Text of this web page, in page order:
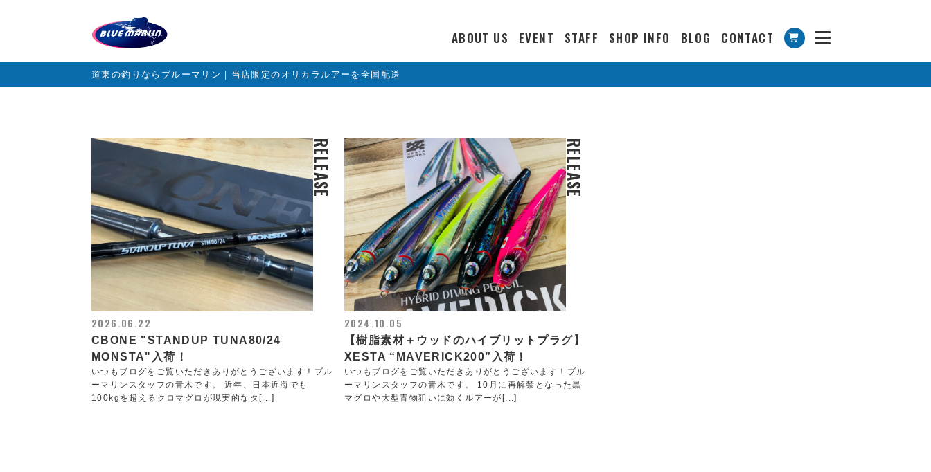
ABOUT US EVENT STAFF SHOP INFO BLOG CONTACT
道東の釣りならブルーマリン｜当店限定のオリカラルアーを全国配送
RELEASE
2026.06.22
CBONE "STANDUP TUNA80/24
MONSTA"入荷！
いつもブログをご覧いただきありがとうございます！ブル
ーマリンスタッフの青木です。 近年、日本近海でも
100kgを超えるクロマグロが現実的なタ[...]
RELEASE
2024.10.05
【樹脂素材＋ウッドのハイブリットプラグ】
XESTA “MAVERICK200”入荷！
いつもブログをご覧いただきありがとうございます！ブル
ーマリンスタッフの青木です。 10月に再解禁となった黒
マグロや大型青物狙いに効くルアーが[...]